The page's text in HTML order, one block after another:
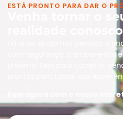
ESTÁ PRONTO PARA DAR O
Venha tornar o
realidade
Há anos ajudamos pessoas a
com segurança, transparência
próximo. Seja para comprar,
prontos para tornar sua
Fale agora com o nosso